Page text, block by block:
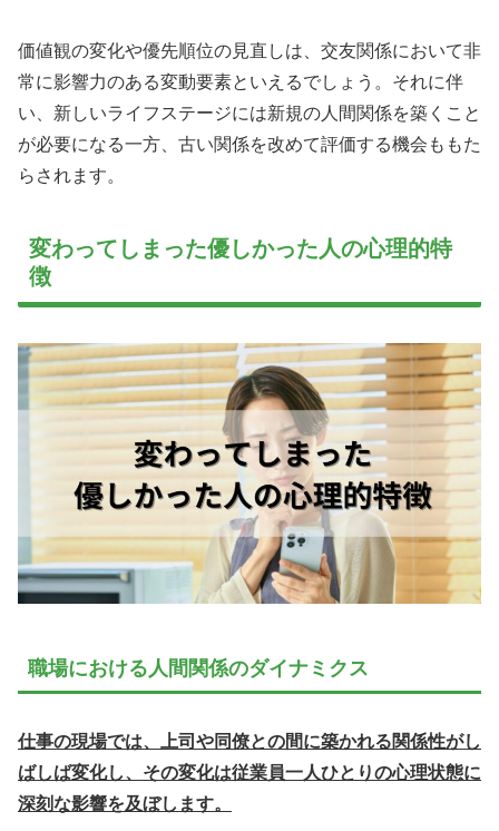
価値観の変化や優先順位の見直しは、交友関係において非
常に影響力のある変動要素といえるでしょう。それに伴
い、新しいライフステージには新規の人間関係を築くこと
が必要になる一方、古い関係を改めて評価する機会ももた
らされます。
変わってしまった優しかった人の心理的特
徴
職場における人間関係のダイナミクス
仕事の現場では、上司や同僚との間に築かれる関係性がし
ばしば変化し、その変化は従業員一人ひとりの心理状態に
深刻な影響を及ぼします。